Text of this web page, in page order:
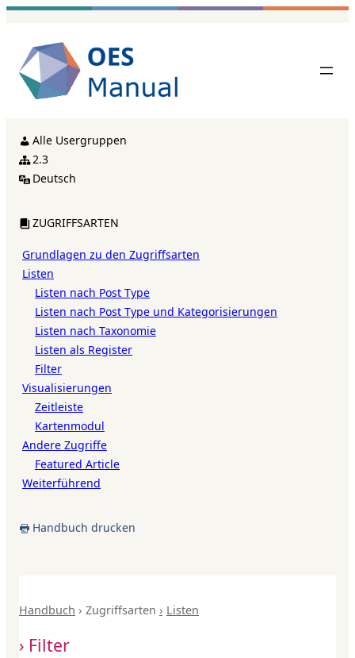
Zum
springen
Alle Usergruppen
2.3
Deutsch
ZUGRIFFSARTEN
Grundlagen zu den Zugriffsarten
Listen
Listen nach Post Type
Listen nach Post Type und Kategorisierungen
Listen nach Taxonomie
Listen als Register
Filter
Visualisierungen
Zeitleiste
Kartenmodul
Andere Zugriffe
Featured Article
Weiterführend
Handbuch drucken
Handbuch Zugriffsarten Listen
Filter